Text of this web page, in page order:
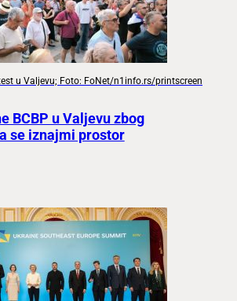
u Valjevu; Foto: FoNet/n1info.rs/printscreen
BCBP u Valjevu zbog
se iznajmi prostor